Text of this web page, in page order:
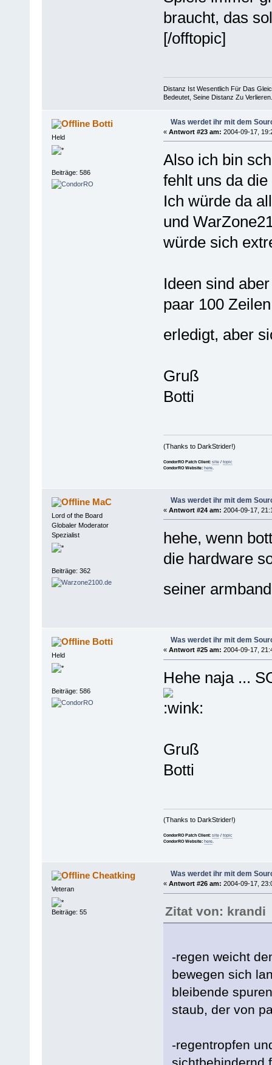
braucht, das
[/offtopic]
Distanz Ist Wesentlich Für Das
Bedeutet, Seine Distanz Zu
Botti
Held
Beiträge: 586
Was werdet ihr mit dem
« Antwort #23 am: 2004-09-17,
Also ich bin
fehlt uns da die
Ich würde da
und
würde sich
Ideen sind
paar 100
erledigt, aber
Gruß
Botti
(Thanks to DarkStrider!)
CondorRO Patch Client: site/ topic
CondorRO Website: here.
MaC
Lord of the Board
Globaler Moderator
Spezialist
Beiträge: 362
Was werdet ihr mit dem
« Antwort #24 am: 2004-09-17,
hehe, wenn
die hardware
seiner
Botti
Held
Beiträge: 586
Was werdet ihr mit dem
« Antwort #25 am: 2004-09-17,
Hehe naja ...
Gruß
Botti
(Thanks to DarkStrider!)
CondorRO Patch Client: site/ topic
CondorRO Website: here.
Cheatking
Veteran
Beiträge: 55
Was werdet ihr mit dem
« Antwort #26 am: 2004-09-17,
Zitat von: krandi
-regen weicht
bewegen sich
bleibende
staub, der von
-regentropfen